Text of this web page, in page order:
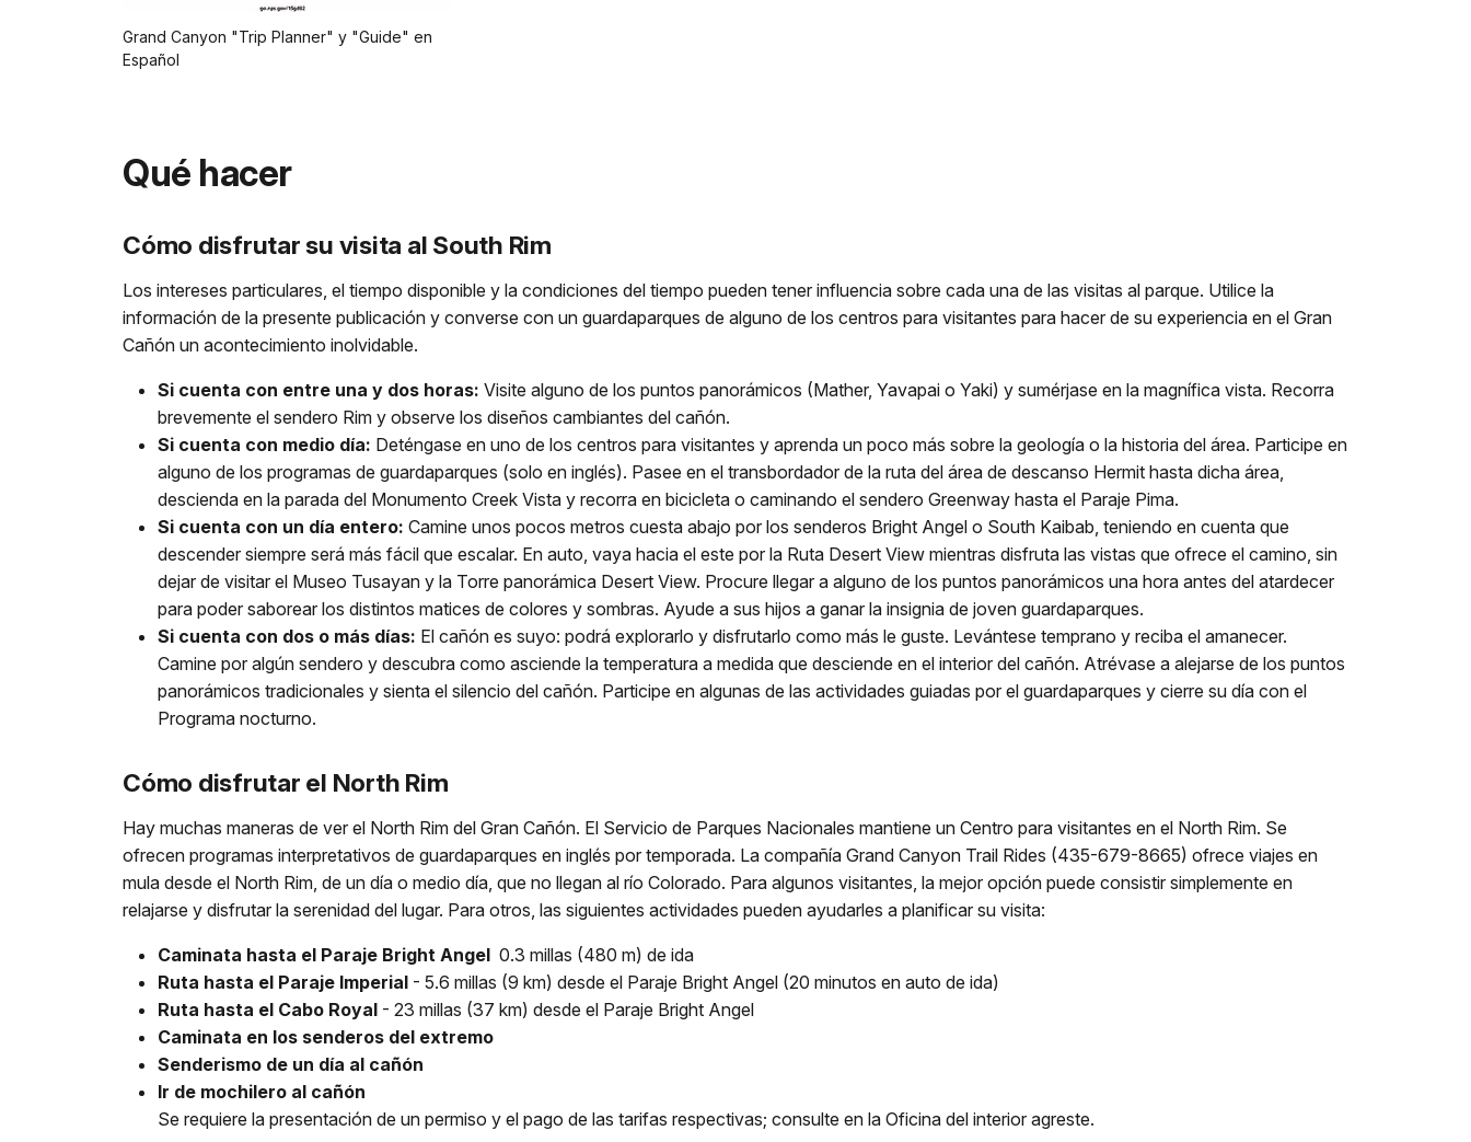
Grand Canyon "Trip Planner" y "Guide" en
Español
Qué hacer
Cómo disfrutar su visita al South Rim
Los intereses particulares, el tiempo disponible y la condiciones del tiempo pueden tener influencia sobre cada una de las visitas al parque. Utilice la
información de la presente publicación y converse con un guardaparques de alguno de los centros para visitantes para hacer de su experiencia en el Gran
Cañón un acontecimiento inolvidable.
Si cuenta con entre una y dos horas: Visite alguno de los puntos panorámicos (Mather, Yavapai o Yaki) y sumérjase en la magnífica vista. Recorra
brevemente el sendero Rim y observe los diseños cambiantes del cañón.
Si cuenta con medio día: Deténgase en uno de los centros para visitantes y aprenda un poco más sobre la geología o la historia del área. Participe en
alguno de los programas de guardaparques (solo en inglés). Pasee en el transbordador de la ruta del área de descanso Hermit hasta dicha área,
descienda en la parada del Monumento Creek Vista y recorra en bicicleta o caminando el sendero Greenway hasta el Paraje Pima.
Si cuenta con un día entero: Camine unos pocos metros cuesta abajo por los senderos Bright Angel o South Kaibab, teniendo en cuenta que
descender siempre será más fácil que escalar. En auto, vaya hacia el este por la Ruta Desert View mientras disfruta las vistas que ofrece el camino, sin
dejar de visitar el Museo Tusayan y la Torre panorámica Desert View. Procure llegar a alguno de los puntos panorámicos una hora antes del atardecer
para poder saborear los distintos matices de colores y sombras. Ayude a sus hijos a ganar la insignia de joven guardaparques.
Si cuenta con dos o más días: El cañón es suyo: podrá explorarlo y disfrutarlo como más le guste. Levántese temprano y reciba el amanecer.
Camine por algún sendero y descubra como asciende la temperatura a medida que desciende en el interior del cañón. Atrévase a alejarse de los puntos
panorámicos tradicionales y sienta el silencio del cañón. Participe en algunas de las actividades guiadas por el guardaparques y cierre su día con el
Programa nocturno.
Cómo disfrutar el North Rim
Hay muchas maneras de ver el North Rim del Gran Cañón. El Servicio de Parques Nacionales mantiene un Centro para visitantes en el North Rim. Se
ofrecen programas interpretativos de guardaparques en inglés por temporada. La compañía Grand Canyon Trail Rides (435-679-8665) ofrece viajes en
mula desde el North Rim, de un día o medio día, que no llegan al río Colorado. Para algunos visitantes, la mejor opción puede consistir simplemente en
relajarse y disfrutar la serenidad del lugar. Para otros, las siguientes actividades pueden ayudarles a planificar su visita:
Caminata hasta el Paraje Bright Angel 0.3 millas (480 m) de ida
Ruta hasta el Paraje Imperial - 5.6 millas (9 km) desde el Paraje Bright Angel (20 minutos en auto de ida)
Ruta hasta el Cabo Royal - 23 millas (37 km) desde el Paraje Bright Angel
Caminata en los senderos del extremo
Senderismo de un día al cañón
Ir de mochilero al cañón
Se requiere la presentación de un permiso y el pago de las tarifas respectivas; consulte en la Oficina del interior agreste.